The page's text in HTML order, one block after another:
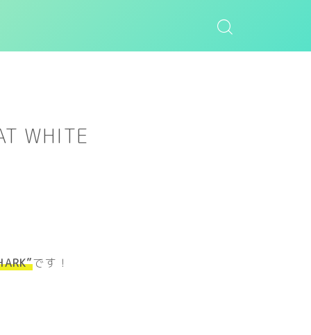
WHITE
です！